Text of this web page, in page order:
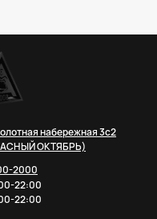
набережная 3с2
ОКТЯБРЬ)
2000
22:00
22:00